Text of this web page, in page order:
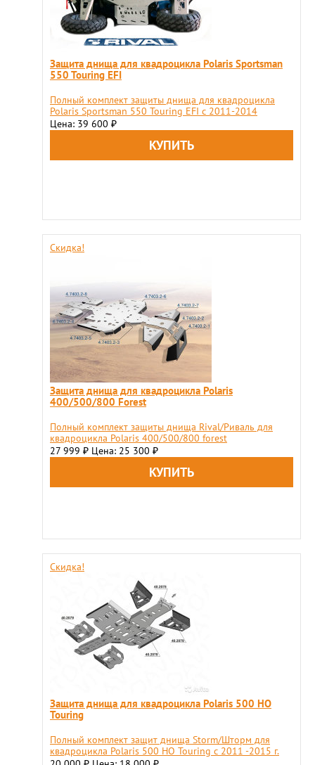
Защита днища для квадроцикла Polaris Sportsman
550 Touring EFI
Полный комплект защиты днища для квадроцикла
Polaris Sportsman 550 Touring EFI с 2011-2014
Цена: 39 600 ₽
Скидка!
Защита днища для квадроцикла Polaris
400/500/800 Forest
Полный комплект защиты днища Rival/Риваль для
квадроцикла Polaris 400/500/800 forest
27 999 ₽ Цена: 25 300 ₽
Скидка!
Защита днища для квадроцикла Polaris 500 HO
Touring
Полный комплект защит днища Storm/Шторм для
квадроцикла Polaris 500 HO Touring с 2011 -2015 г.
₽ ₽